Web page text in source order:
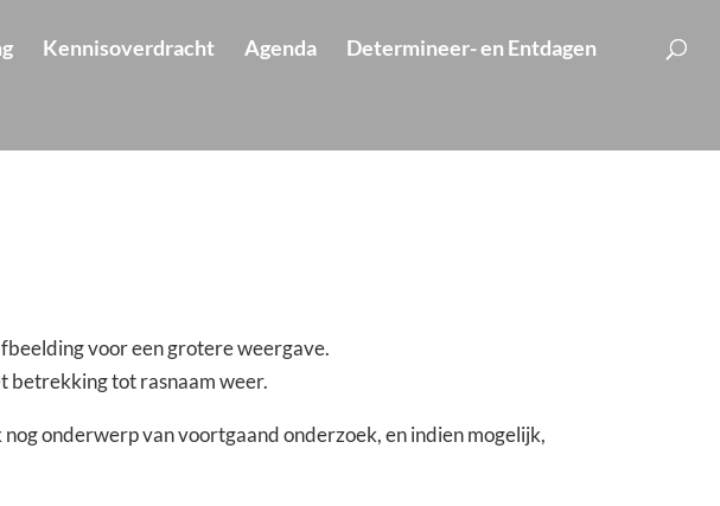
Kennisoverdracht Agenda Determineer- en Entdagen
voor een grotere weergave.
betrekking tot rasnaam weer.
onderwerp van voortgaand onderzoek, en indien mogelijk,